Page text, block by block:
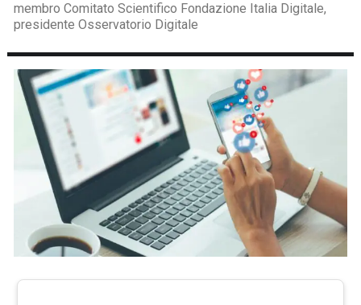
membro Comitato Scientifico Fondazione Italia Digitale,
presidente Osservatorio Digitale